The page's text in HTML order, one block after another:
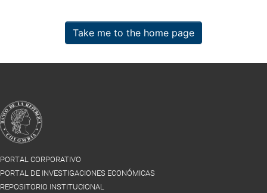
Take me to the home page
PORTAL CORPORATIVO
PORTAL DE INVESTIGACIONES ECONÓMICAS
REPOSITORIO INSTITUCIONAL